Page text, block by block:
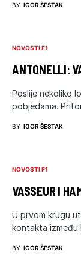
BY IGOR ŠESTAK
NOVOSTI F1
ANTONELLI:
Poslije nekoliko
pobjedama.
BY IGOR ŠESTAK
NOVOSTI F1
VASSEUR I
U prvom krugu
kontakta između
BY IGOR ŠESTAK